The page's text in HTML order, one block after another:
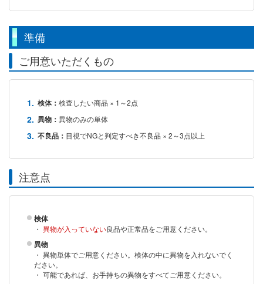
準備
ご用意いただくもの
検体： 検査したい商品 × 1～2点
異物： 異物のみの単体
不良品： 目視でNGと判定すべき不良品 × 2～3点以上
注意点
検体
・ 異物が入っていない良品や正常品をご用意ください。
異物
・ 異物単体でご用意ください。検体の中に異物を入れないでく
ださい。
・ 可能であれば、お手持ちの異物をすべてご用意ください。